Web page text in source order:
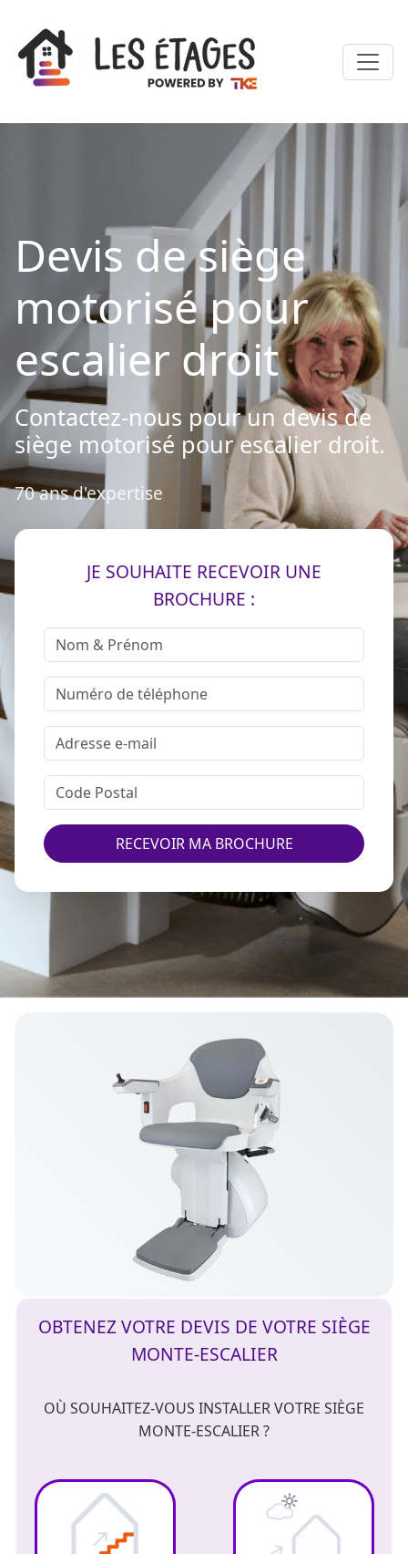
Devis de siège
motorisé pour
escalier droit
Contactez-nous pour un devis de
siège motorisé pour escalier droit.
70 ans d'expertise
JE SOUHAITE RECEVOIR UNE
BROCHURE :
RECEVOIR MA BROCHURE
OBTENEZ VOTRE DEVIS DE VOTRE SIÈGE
MONTE-ESCALIER
OÙ SOUHAITEZ-VOUS INSTALLER VOTRE SIÈGE
MONTE-ESCALIER ?